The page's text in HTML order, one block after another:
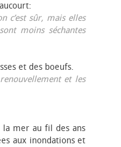
c’est sûr, mais elles
moins séchantes
et des bœufs.
et les
la mer au fil des ans
aux inondations et